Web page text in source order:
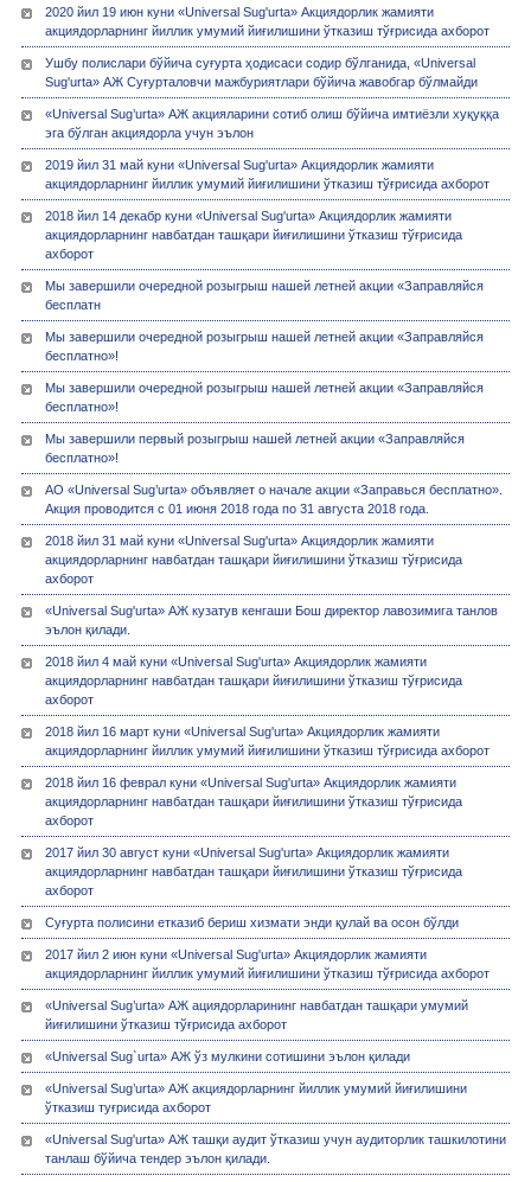
2020 йил 19 июн куни «Universal Sug'urta» Акциядорлик жамияти
акциядорларнинг йиллик умумий йиғилишини ўтказиш тўғрисида ахборот
Ушбу полислари бўйича суғурта ҳодисаси содир бўлганида, «Universal
Sug'urta» АЖ Суғурталовчи мажбуриятлари бўйича жавобгар бўлмайди
«Universal Sug’urta» АЖ акцияларини сотиб олиш бўйича имтиёзли хуқуққа
эга бўлган акциядорла учун эълон
2019 йил 31 май куни «Universal Sug'urta» Акциядорлик жамияти
акциядорларнинг йиллик умумий йиғилишини ўтказиш тўғрисида ахборот
2018 йил 14 декабр куни «Universal Sug'urta» Акциядорлик жамияти
акциядорларнинг навбатдан ташқари йиғилишини ўтказиш тўғрисида
ахборот
Мы завершили очередной розыгрыш нашей летней акции «Заправляйся
бесплатн
Мы завершили очередной розыгрыш нашей летней акции «Заправляйся
бесплатно»!
Мы завершили очередной розыгрыш нашей летней акции «Заправляйся
бесплатно»!
Мы завершили первый розыгрыш нашей летней акции «Заправляйся
бесплатно»!
АО «Universal Sug’urta» объявляет о начале акции «Заправься бесплатно».
Акция проводится с 01 июня 2018 года по 31 августа 2018 года.
2018 йил 31 май куни «Universal Sug'urta» Акциядорлик жамияти
акциядорларнинг навбатдан ташқари йиғилишини ўтказиш тўғрисида
ахборот
«Universal Sug'urta» АЖ кузатув кенгаши Бош директор лавозимига танлов
эълон қилади.
2018 йил 4 май куни «Universal Sug'urta» Акциядорлик жамияти
акциядорларнинг навбатдан ташқари йиғилишини ўтказиш тўғрисида
ахборот
2018 йил 16 март куни «Universal Sug'urta» Акциядорлик жамияти
акциядорларнинг йиллик умумий йиғилишини ўтказиш тўғрисида ахборот
2018 йил 16 феврал куни «Universal Sug'urta» Акциядорлик жамияти
акциядорларнинг навбатдан ташқари йиғилишини ўтказиш тўғрисида
ахборот
2017 йил 30 август куни «Universal Sug'urta» Акциядорлик жамияти
акциядорларнинг навбатдан ташқари йиғилишини ўтказиш тўғрисида
ахборот
Суғурта полисини етказиб бериш хизмати энди қулай ва осон бўлди
2017 йил 2 июн куни «Universal Sug'urta» Акциядорлик жамияти
акциядорларнинг йиллик умумий йиғилишини ўтказиш тўғрисида ахборот
«Universal Sug’urta» АЖ ациядорларининг навбатдан ташқари умумий
йиғилишини ўтказиш тўғрисида ахборот
«Universal Sug`urta» АЖ ўз мулкини сотишини эълон қилади
«Universal Sug’urta» АЖ акциядорларнинг йиллик умумий йиғилишини
ўтказиш туғрисида ахборот
«Universal Sug'urta» АЖ ташқи аудит ўтказиш учун аудиторлик ташкилотини
танлаш бўйича тендер эълон қилади.